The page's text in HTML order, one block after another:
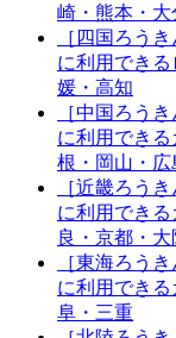
崎・熊本・
［四国ろう
に利用でき
媛・高知
［中国ろう
に利用でき
根・岡山・広
［近畿ろう
に利用でき
良・京都・
［東海ろう
に利用でき
阜・三重